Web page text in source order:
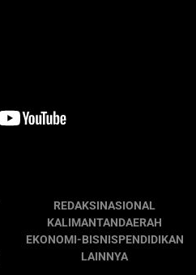
REDAKSINASIONAL
KALIMANTANDAERAH
EKONOMI-BISNISPENDIDIKAN
LAINNYA